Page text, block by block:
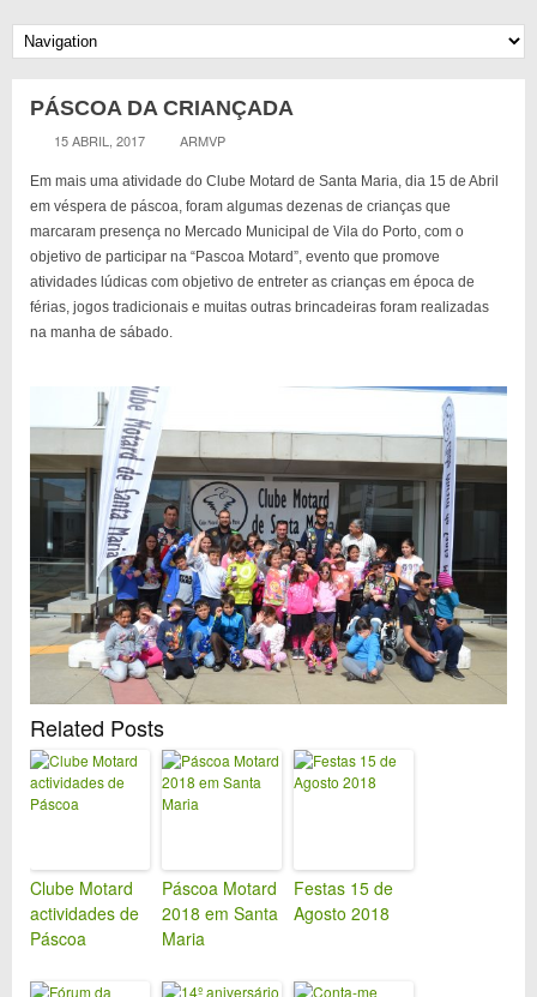
PÁSCOA DA CRIANÇADA
15 ABRIL, 2017 ARMVP
Em mais uma atividade do Clube Motard de Santa Maria, dia 15 de Abril
em véspera de páscoa, foram algumas dezenas de crianças que
marcaram presença no Mercado Municipal de Vila do Porto, com o
objetivo de participar na “Pascoa Motard”, evento que promove
atividades lúdicas com objetivo de entreter as crianças em época de
férias, jogos tradicionais e muitas outras brincadeiras foram realizadas
na manha de sábado.
Related Posts
Clube Motard
actividades de
Páscoa
Páscoa Motard
2018 em Santa
Maria
Festas 15 de
Agosto 2018